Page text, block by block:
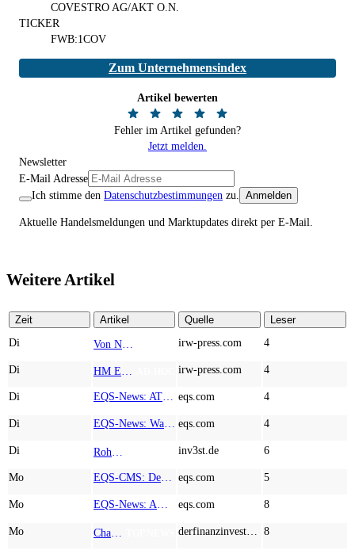
COVESTRO AG/AKT O.N.
TICKER
FWB:1COV
Zum Unternehmensindex
Artikel bewerten
Fehler im Artikel gefunden?
Jetzt melden.
Newsletter
E-Mail Adresse
Ich stimme den Datenschutzbestimmungen zu. Anmelden
Aktuelle Handelsmeldungen und Marktupdates direkt per E-Mail.
Weitere Artikel
Zeit Artikel Quelle
Leser
Di
irw-press.com 4
Di irw-press.com 4
Di eqs.com 4
Di eqs.com 4
Di inv3st.de 6
Mo eqs.com 5
Mo eqs.com 8
Mo 8